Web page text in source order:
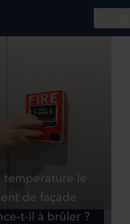
température le
de façade
t-il à brûler ?